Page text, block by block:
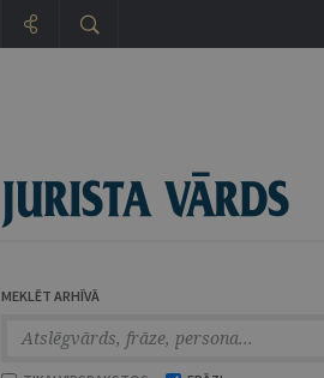
MEKLĒT ARHĪVĀ